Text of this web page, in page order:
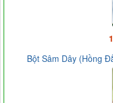
Bột Sâm Dây (Hồng